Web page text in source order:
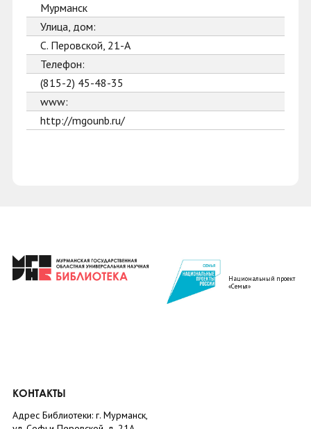
Мурманск
Улица, дом:
С. Перовской, 21-А
Телефон:
(815-2) 45-48-35
www:
http://mgounb.ru/
Национальный проект
«Семья»
КОНТАКТЫ
Адрес Библиотеки: г. Мурманск,